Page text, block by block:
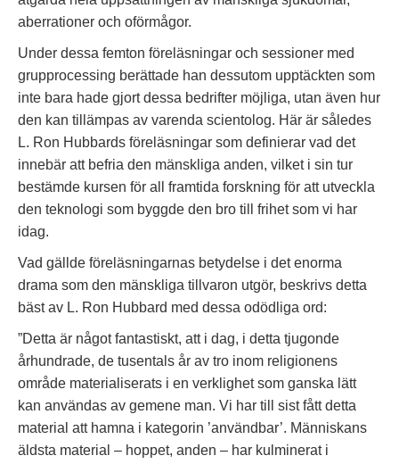
aberrationer och oförmågor.
Under dessa femton föreläsningar och sessioner med
grupprocessing berättade han dessutom upptäckten som
inte bara hade gjort dessa bedrifter möjliga, utan även hur
den kan tillämpas av varenda scientolog. Här är således
L. Ron Hubbards föreläsningar som definierar vad det
innebär att befria den mänskliga anden, vilket i sin tur
bestämde kursen för all framtida forskning för att utveckla
den teknologi som byggde den bro till frihet som vi har
idag.
Vad gällde föreläsningarnas betydelse i det enorma
drama som den mänskliga tillvaron utgör, beskrivs detta
bäst av L. Ron Hubbard med dessa odödliga ord:
”Detta är något fantastiskt, att i dag, i detta tjugonde
århundrade, de tusentals år av tro inom religionens
område materialiserats i en verklighet som ganska lätt
kan användas av gemene man. Vi har till sist fått detta
material att hamna i kategorin ’användbar’. Människans
äldsta material – hoppet, anden – har kulminerat i